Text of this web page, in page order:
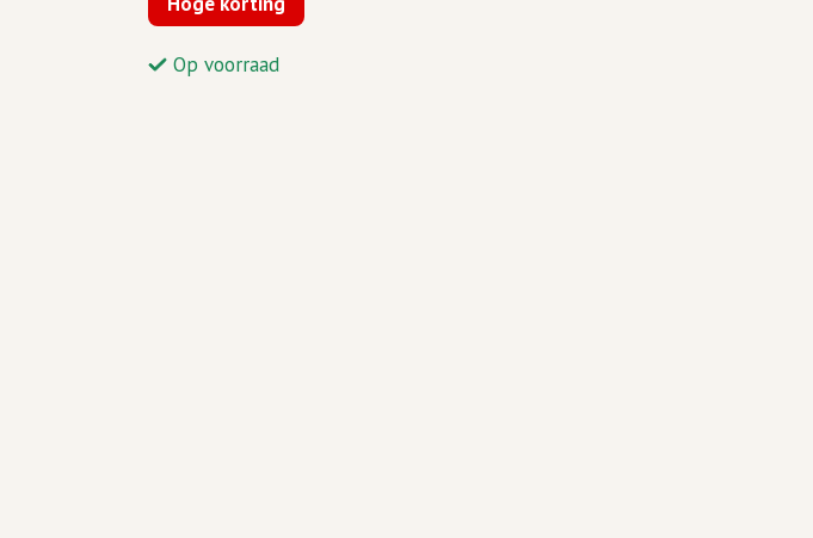
Op voorraad